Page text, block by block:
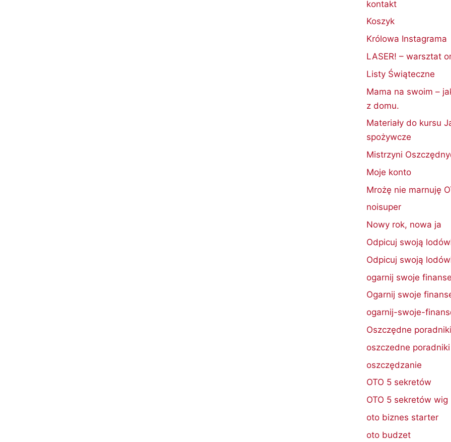
kontakt
Koszyk
Królowa Instagrama
LASER! – warsztat
Listy Świąteczne
Mama na swoim –
z domu.
Materiały do kursu
spożywcze
Mistrzyni
Moje konto
Mrożę nie marnuję
noisuper
Nowy rok, nowa ja
Odpicuj swoją
Odpicuj swoją
ogarnij swoje
Ogarnij swoje
ogarnij-swoje-
Oszczędne poradniki
oszczedne
oszczędzanie
OTO 5 sekretów
OTO 5 sekretów wig
oto biznes starter
oto budzet